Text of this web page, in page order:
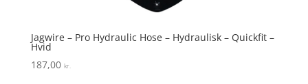
Jagwire – Pro Hydraulic Hose – Hydraulisk – Quickfit –
Hvid
187,00 kr.